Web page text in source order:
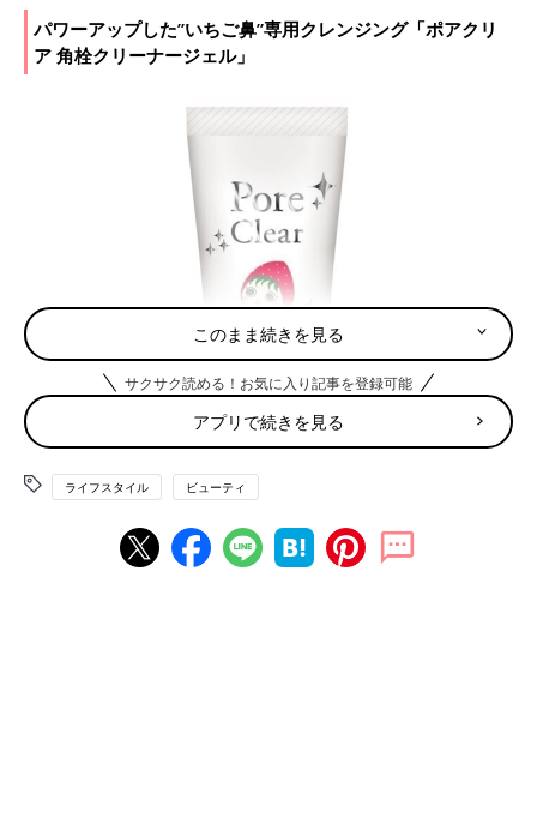
パワーアップした”いちご鼻”専用クレンジング「ポアクリ
ア 角栓クリーナージェル」
このまま続きを見る
サクサク読める！お気に入り記事を登録可能
アプリで続きを見る
ライフスタイル ビューティ